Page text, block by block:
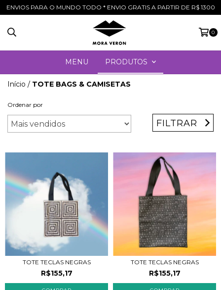
ENVIOS PARA O MUNDO TODO * ENVIO GRATIS A PARTIR DE R$ 1300
0
MENU PRODUTOS
Início / TOTE BAGS & CAMISETAS
Ordenar por
FILTRAR
TOTE TECLAS NEGRAS
R$155,17
TOTE TECLAS NEGRAS
R$155,17